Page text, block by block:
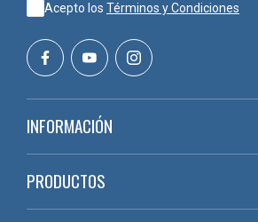
Acepto los Términos y Condiciones
INFORMACIÓN
PRODUCTOS